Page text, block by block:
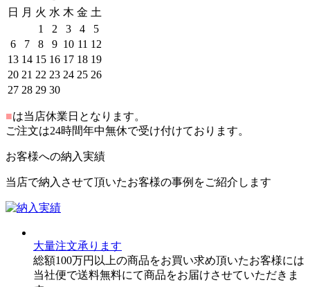
日 月 火 水 木 金 土
1
2 3 4
5
6
7 8 9 10 11 12
13 14 15 16 17 18 19
20 21 22 23 24 25 26
27 28 29 30
■は当店休業日となります。
ご注文は24時間年中無休で受け付けております。
お客様への納入実績
当店で納入させて頂いたお客様の事例をご紹介します
大量注文承ります
総額100万円以上の商品をお買い求め頂いたお客様には
当社便で送料無料にて商品をお届けさせていただきま